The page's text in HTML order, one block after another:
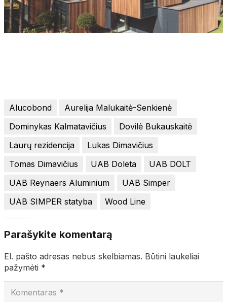
Alucobond
Aurelija Malukaitė-Senkienė
Dominykas Kalmatavičius
Dovilė Bukauskaitė
Laurų rezidencija
Lukas Dimavičius
Tomas Dimavičius
UAB Doleta
UAB DOLT
UAB Reynaers Aluminium
UAB Simper
UAB SIMPER statyba
Wood Line
Parašykite komentarą
El. pašto adresas nebus skelbiamas. Būtini laukeliai
pažymėti *